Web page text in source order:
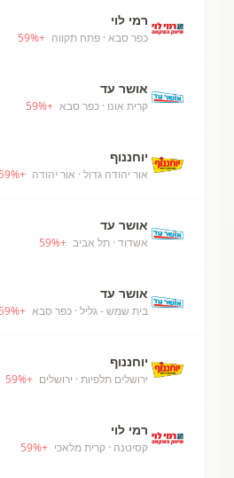
רמי לוי
כפר סבא · פתח תקווה +
59%
אושר עד
קרית אונו · כפר סבא +
59%
יוחננוף
אור יהודה גדול · אור יהודה +
59%
אושר עד
אשדוד · תל אביב +
59%
אושר עד
בית שמש - גליל · כפר סבא +
59%
יוחננוף
ירושלים תלפיות · ירושלים +
59%
רמי לוי
קסיטנה · קרית מלאכי +
59%